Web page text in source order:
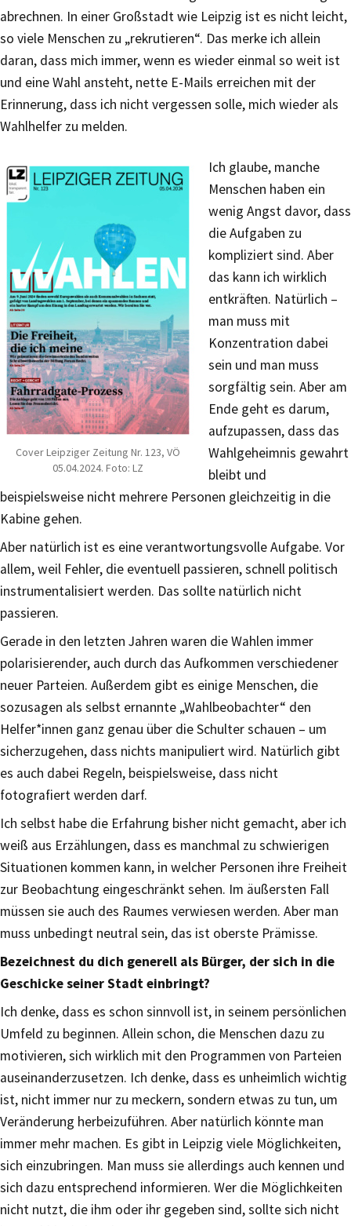
abrechnen. In einer Großstadt wie Leipzig ist es nicht leicht,
so viele Menschen zu „rekrutieren“. Das merke ich allein
daran, dass mich immer, wenn es wieder einmal so weit ist
und eine Wahl ansteht, nette E-Mails erreichen mit der
Erinnerung, dass ich nicht vergessen solle, mich wieder als
Wahlhelfer zu melden.
Cover Leipziger Zeitung Nr. 123, VÖ
05.04.2024. Foto: LZ
Ich glaube, manche
Menschen haben ein
wenig Angst davor, dass
die Aufgaben zu
kompliziert sind. Aber
das kann ich wirklich
entkräften. Natürlich –
man muss mit
Konzentration dabei
sein und man muss
sorgfältig sein. Aber am
Ende geht es darum,
aufzupassen, dass das
Wahlgeheimnis gewahrt
bleibt und
beispielsweise nicht mehrere Personen gleichzeitig in die
Kabine gehen.
Aber natürlich ist es eine verantwortungsvolle Aufgabe. Vor
allem, weil Fehler, die eventuell passieren, schnell politisch
instrumentalisiert werden. Das sollte natürlich nicht
passieren.
Gerade in den letzten Jahren waren die Wahlen immer
polarisierender, auch durch das Aufkommen verschiedener
neuer Parteien. Außerdem gibt es einige Menschen, die
sozusagen als selbst ernannte „Wahlbeobachter“ den
Helfer*innen ganz genau über die Schulter schauen – um
sicherzugehen, dass nichts manipuliert wird. Natürlich gibt
es auch dabei Regeln, beispielsweise, dass nicht
fotografiert werden darf.
Ich selbst habe die Erfahrung bisher nicht gemacht, aber ich
weiß aus Erzählungen, dass es manchmal zu schwierigen
Situationen kommen kann, in welcher Personen ihre Freiheit
zur Beobachtung eingeschränkt sehen. Im äußersten Fall
müssen sie auch des Raumes verwiesen werden. Aber man
muss unbedingt neutral sein, das ist oberste Prämisse.
Bezeichnest du dich generell als Bürger, der sich in die
Geschicke seiner Stadt einbringt?
Ich denke, dass es schon sinnvoll ist, in seinem persönlichen
Umfeld zu beginnen. Allein schon, die Menschen dazu zu
motivieren, sich wirklich mit den Programmen von Parteien
auseinanderzusetzen. Ich denke, dass es unheimlich wichtig
ist, nicht immer nur zu meckern, sondern etwas zu tun, um
Veränderung herbeizuführen. Aber natürlich könnte man
immer mehr machen. Es gibt in Leipzig viele Möglichkeiten,
sich einzubringen. Man muss sie allerdings auch kennen und
sich dazu entsprechend informieren. Wer die Möglichkeiten
nicht nutzt, die ihm oder ihr gegeben sind, sollte sich nicht